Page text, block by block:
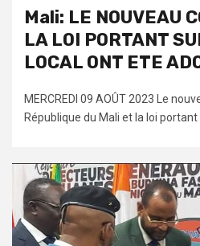
Mali: LE NOUVEAU
LA LOI PORTANT
LOCAL ONT ETE
MERCREDI 09 AOÛT 2023 Le
République du Mali et la loi